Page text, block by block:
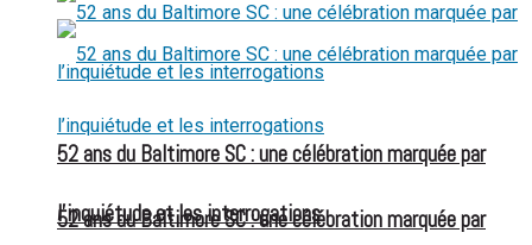
52 ans du Baltimore SC : une célébration marquée par
52 ans du Baltimore SC : une célébration marquée par
l’inquiétude et les interrogations